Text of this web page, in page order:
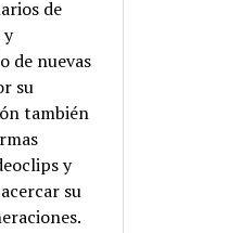
de
y
de nuevas
su
también
y
su